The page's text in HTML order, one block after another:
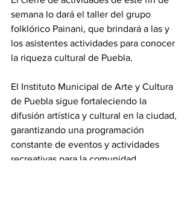
semana lo dará el taller del grupo
folklórico Painani, que brindará a las y
los asistentes actividades para conocer
la riqueza cultural de Puebla.
El Instituto Municipal de Arte y Cultura
de Puebla sigue fortaleciendo la
difusión artística y cultural en la ciudad,
garantizando una programación
constante de eventos y actividades
recreativas para la comunidad.